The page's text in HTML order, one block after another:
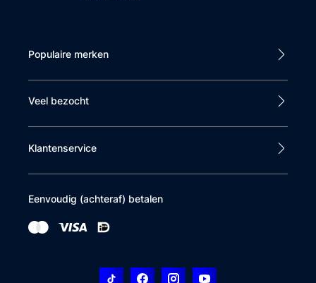
Populaire merken
Veel bezocht
Klantenservice
Eenvoudig (achteraf) betalen